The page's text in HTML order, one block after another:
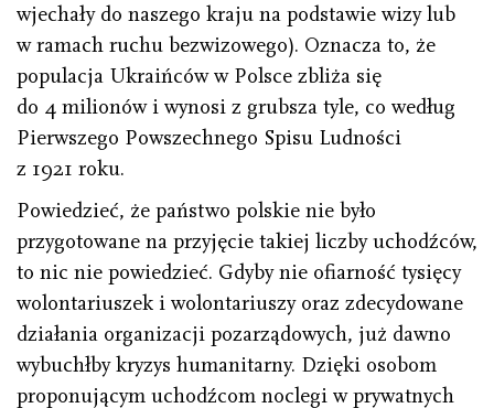
wjechały do naszego kraju na podstawie wizy lub
w ramach ruchu bezwizowego). Oznacza to, że
populacja Ukraińców w Polsce zbliża się
do 4 milionów i wynosi z grubsza tyle, co według
Pierwszego Powszechnego Spisu Ludności
z 1921 roku.
Powiedzieć, że państwo polskie nie było
przygotowane na przyjęcie takiej liczby uchodźców,
to nic nie powiedzieć. Gdyby nie ofiarność tysięcy
wolontariuszek i wolontariuszy oraz zdecydowane
działania organizacji pozarządowych, już dawno
wybuchłby kryzys humanitarny. Dzięki osobom
proponującym uchodźcom noclegi w prywatnych